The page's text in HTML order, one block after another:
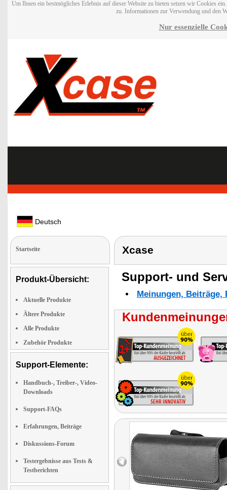
Um Ihnen ein bestmögliches Erlebnis auf dieser Website zu bieten setzen wir Cookies
zu. Informationen zur Verwendung und den
Nur essenzielle
Deutsch
Startseite
Produkt-Übersicht:
Aktuelle Produkte
Ältere Produkte
Alle Produkte
Zubehör Produkte
Support-Elemente:
Handbuch-, Treiber-, Video-
Downloads
Support-FAQs
Erfahrungen, Beiträge
Diskussions-Forum
Testergebnisse aus Tests &
Testberichten
Xcase
Support- und
Meinungen,